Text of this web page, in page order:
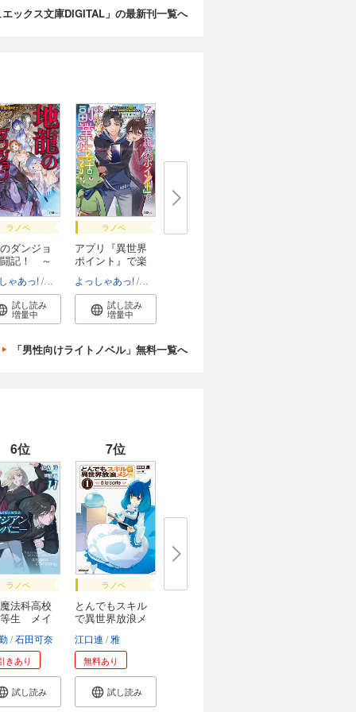
エックス文庫DIGITAL」の最新刊一覧へ
ラノベ
ダンジョ
記！ ～
ゃあっ!
試し読み
増量中
ラノベ
アプリ『異世界
ポイント』で楽
よっしゃあっ!
試し読み
増量中
「男性向けライトノベル」無料一覧へ
6位
ラノベ
法科高校
生 メイ
石田可奈
きあり
試し読み
7位
ラノベ
とんでもスキル
で異世界放浪メ
江口連 雅
無料あり
試し読み